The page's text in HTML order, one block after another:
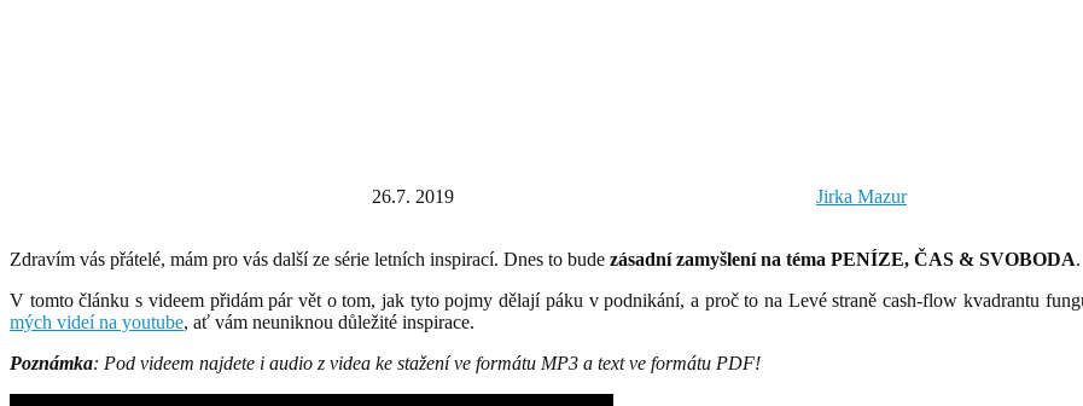
26.7. 2019 Jirka Mazur
Zdravím vás přátelé, mám pro vás další ze série letních inspirací. Dnes to bude zásadní zamyšlení na téma PENÍZE, ČAS & SVOBODA.
V tomto článku s videem přidám pár vět o tom, jak tyto pojmy dělají páku v podnikání, a proč to na Levé straně cash-flow kvadrantu
mých videí na youtube, ať vám neuniknou důležité inspirace.
Poznámka: Pod videem najdete i audio z videa ke stažení ve formátu MP3 a text ve formátu PDF!